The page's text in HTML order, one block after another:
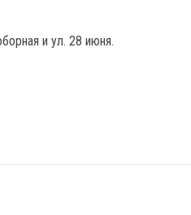
и ул. 28 июня.